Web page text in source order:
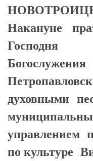
Накануне
Господня
духовными
управлением
по культуре